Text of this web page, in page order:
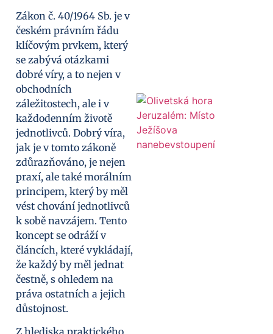
Zákon č. 40/1964 Sb. je v
českém právním řádu
klíčovým prvkem, který
se zabývá otázkami
dobré víry, a to nejen v
obchodních
záležitostech, ale i v
každodenním životě
jednotlivců. Dobrý víra,
jak je v tomto zákoně
zdůrazňováno, je nejen
praxí, ale také morálním
principem, který by měl
vést chování jednotlivců
k sobě navzájem. Tento
koncept se odráží v
článcích, které vykládají,
že každý by měl jednat
čestně, s ohledem na
práva ostatních a jejich
důstojnost.